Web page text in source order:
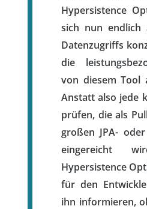
Hypersistence
sich nun endlich
Datenzugriffs
die
von diesem Tool
Anstatt also jede
prüfen, die als
großen JPA-
eingereicht
Hypersistence
für den
ihn informieren,